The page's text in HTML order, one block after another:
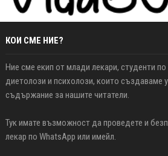
КОИ СМЕ НИЕ?
Ние сме екип от млади лекари, студенти
диетолози и психолози, които създаваме
съдържание за нашите читатели.
Тук имате възможност да проведете и
лекар по WhatsApp или имейл.